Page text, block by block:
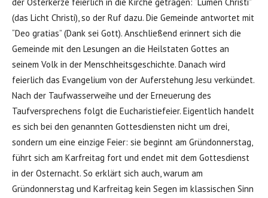
(das Licht Christi), so der Ruf dazu. Die Gemeinde antwortet mit
“Deo gratias” (Dank sei Gott). Anschließend erinnert sich die
Gemeinde mit den Lesungen an die Heilstaten Gottes an
seinem Volk in der Menschheitsgeschichte. Danach wird
feierlich das Evangelium von der Auferstehung Jesu verkündet.
Nach der Taufwasserweihe und der Erneuerung des
Taufversprechens folgt die Eucharistiefeier. Eigentlich handelt
es sich bei den genannten Gottesdiensten nicht um drei,
sondern um eine einzige Feier: sie beginnt am Gründonnerstag,
führt sich am Karfreitag fort und endet mit dem Gottesdienst
in der Osternacht. So erklärt sich auch, warum am
Gründonnerstag und Karfreitag kein Segen im klassischen Sinn